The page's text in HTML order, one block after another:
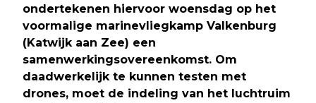
ondertekenen hiervoor woensdag op het
voormalige marinevliegkamp Valkenburg
(Katwijk aan Zee) een
samenwerkingsovereenkomst. Om
daadwerkelijk te kunnen testen met
drones, moet de indeling van het luchtruim